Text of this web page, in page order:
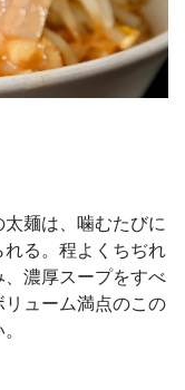
麺は、噛むたびに
る。程よくちぢれ
濃厚スープをすべ
ューム満点のこの